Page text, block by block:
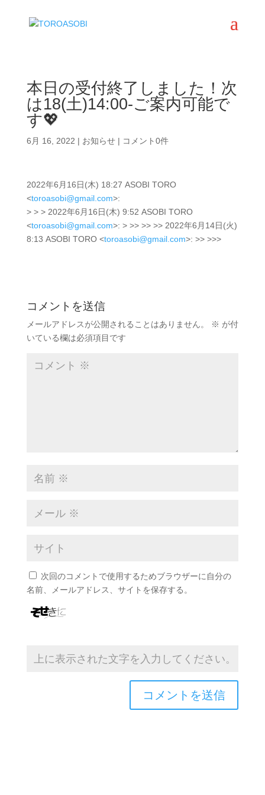
本日の受付終了しました！次
は18(土)14:00-ご案内可能で
す💖
6月 16, 2022 | お知らせ| コメント0件
2022年6月16日(木) 18:27 ASOBI TORO
<toroasobi@gmail.com>:
> > > 2022年6月16日(木) 9:52 ASOBI TORO
<toroasobi@gmail.com>: > >> >> >> 2022年6月14日(火)
8:13 ASOBI TORO <toroasobi@gmail.com>: >> >>>
コメントを送信
メールアドレスが公開されることはありません。 ※ が付
いている欄は必須項目です
次回のコメントで使用するためブラウザーに自分の
名前、メールアドレス、サイトを保存する。